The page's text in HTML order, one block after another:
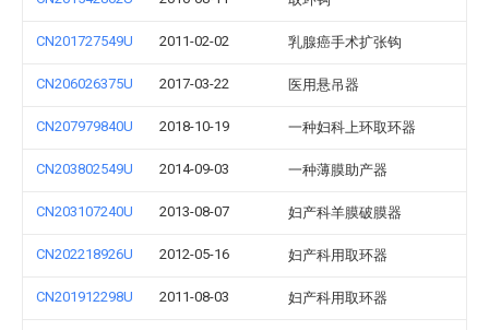
CN201727549U 2011-02-02 乳腺癌手术扩张钩
CN206026375U 2017-03-22 医用悬吊器
CN207979840U 2018-10-19 一种妇科上环取环器
CN203802549U 2014-09-03 一种薄膜助产器
CN203107240U 2013-08-07 妇产科羊膜破膜器
CN202218926U 2012-05-16 妇产科用取环器
CN201912298U 2011-08-03 妇产科用取环器